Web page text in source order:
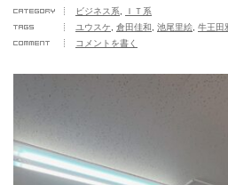
ビジネス系
ＩＴ系
ユウスケ
倉田佳和 池尾里絵 牛王田
コメントを書く